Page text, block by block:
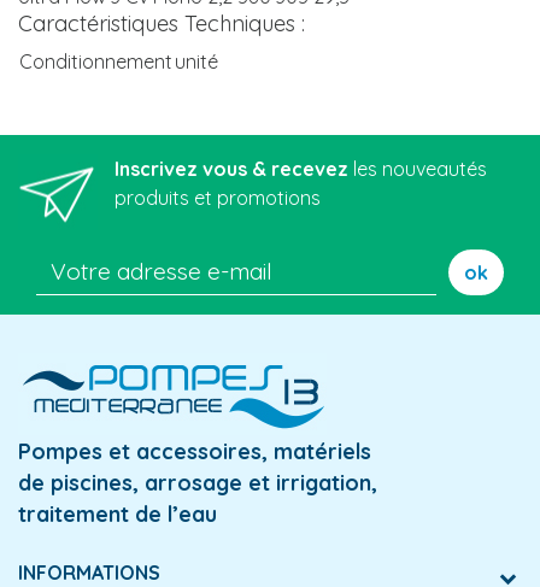
Caractéristiques Techniques :
Conditionnement unité
Inscrivez vous & recevez les nouveautés
produits et promotions
ok
Pompes et accessoires, matériels
de piscines, arrosage et irrigation,
traitement de l’eau
INFORMATIONS